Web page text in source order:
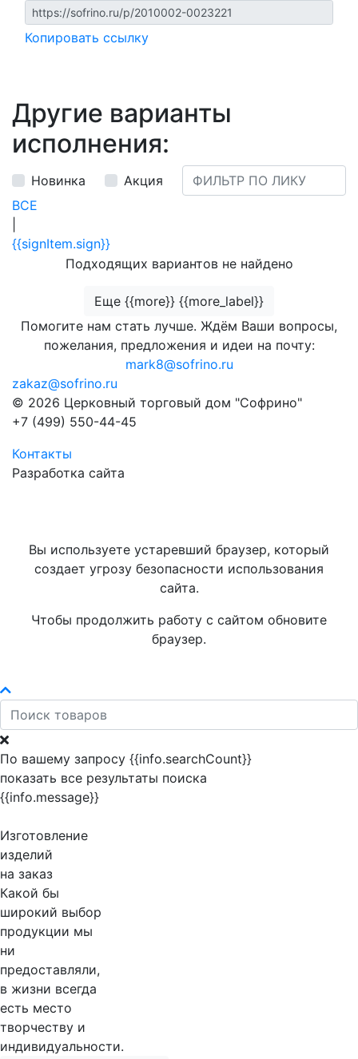
Копировать ссылку
Другие варианты
исполнения:
Новинка
Акция
ВСЕ
{{signItem.sign}}
Подходящих вариантов не найдено
Еще {{more}} {{more_label}}
Помогите нам стать лучше. Ждём Ваши вопросы,
пожелания, предложения и идеи на почту:
mark8@sofrino.ru
zakaz@sofrino.ru
© 2026 Церковный торговый дом "Софрино"
+7 (499) 550-44-45
Контакты
Разработка сайта
Вы используете устаревший браузер, который
создает угрозу безопасности использования
сайта.
Чтобы продолжить работу с сайтом обновите
браузер.
По вашему запросу {{info.searchCount}}
показать все результаты поиска
{{info.message}}
Изготовление
изделий
на заказ
Какой бы
широкий выбор
продукции мы
ни
предоставляли,
в жизни всегда
есть место
творчеству и
индивидуальности.